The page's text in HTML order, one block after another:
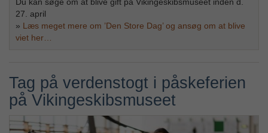
Du kan søge om at blive gift på Vikingeskibsmuseet inden d.
27. april
» Læs meget mere om ’Den Store Dag’ og ansøg om at blive
viet her…
Tag på verdenstogt i påskeferien
på Vikingeskibsmuseet